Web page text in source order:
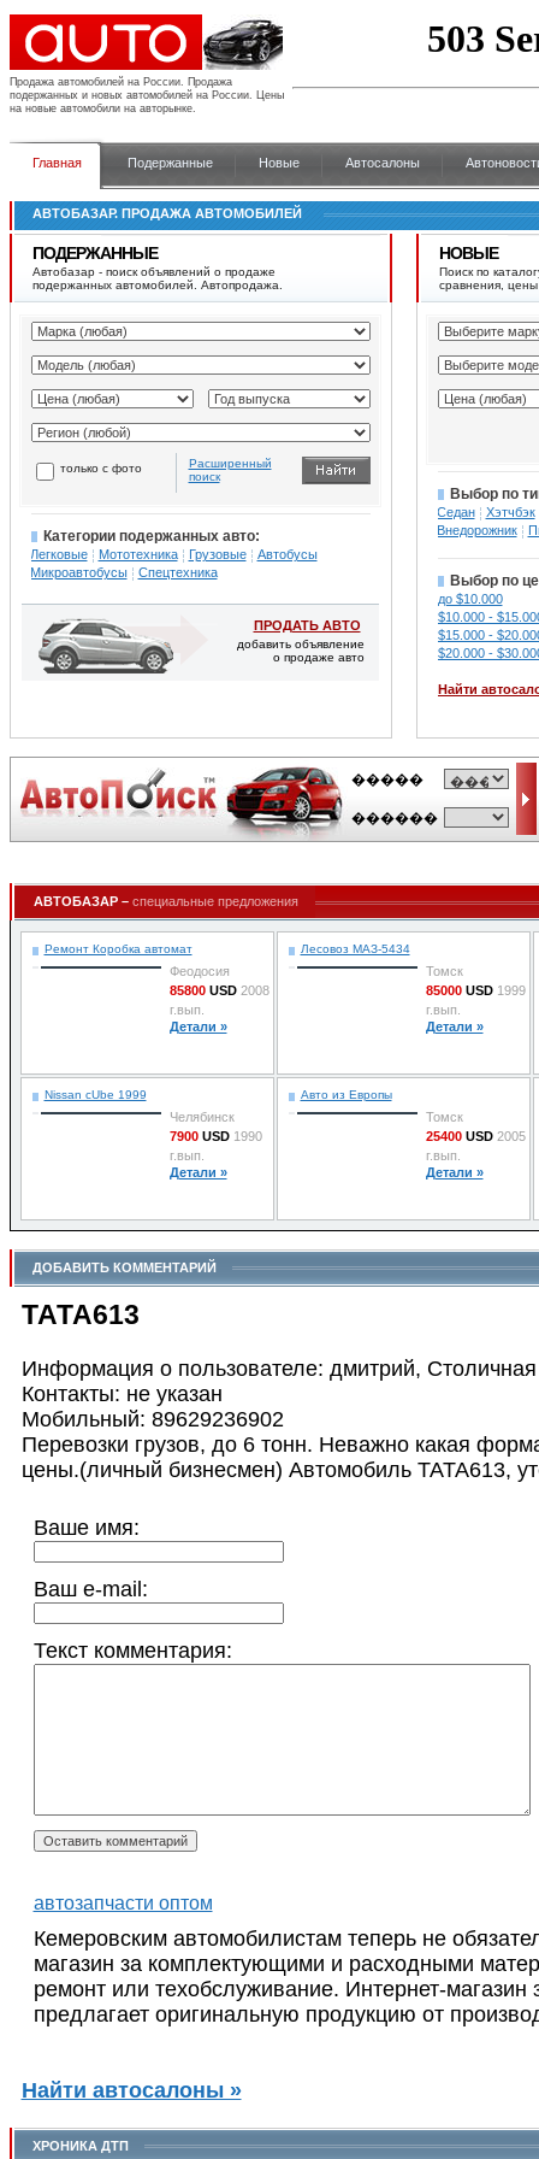
Продажа автомобилей на России. Продажа
подержанных и новых автомобилей на России. Цены
на новые автомобили на авторынке.
Главная Подержанные Новые Автосалоны
АВТОБАЗАР. ПРОДАЖА АВТОМОБИЛЕЙ
ПОДЕРЖАННЫЕ
Автобазар - поиск объявлений о продаже
подержанных автомобилей. Автопродажа.
только с фото
Расширенный
поиск
Категории подержанных авто:
Легковые Мототехника Грузовые
Автобусы
Микроавтобусы
Спецтехника
ПРОДАТЬ АВТО
добавить объявление
о продаже авто
НОВЫЕ
Поиск по
сравнения,
Выбор по
Седан
Хэтчбэк
Внедорожник
Выбор по
до $10.000
$10.000 -
$15.000 -
$20.000 -
Найти
АВТОБАЗАР – специальные предложения
Ремонт Коробка автомат
Феодосия
85800USD2008
г.вып.
Детали »
Лесовоз МАЗ-5434
Томск
85000USD1999
г.вып.
Детали »
Nissan cUbe 1999
Челябинск
7900USD1990
г.вып.
Детали »
Авто из Европы
Томск
25400USD2005
г.вып.
Детали »
ДОБАВИТЬ КОММЕНТАРИЙ
ТАТА613
Информация о пользователе: дмитрий, Столичная
Контакты: не указан
Мобильный: 89629236902
Перевозки грузов, до 6 тонн. Неважно какая
цены.(личный бизнесмен) Автомобиль ТАТА613,
Ваше имя:
Ваш e-mail:
Текст комментария:
автозапчасти оптом
Кемеровским автомобилистам теперь не
магазин за комплектующими и расходными
ремонт или техобслуживание. Интернет-магазин
предлагает оригинальную продукцию от
Найти автосалоны »
ХРОНИКА ДТП